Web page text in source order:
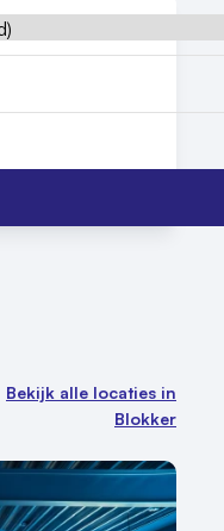
Bekijk alle locaties in
Blokker